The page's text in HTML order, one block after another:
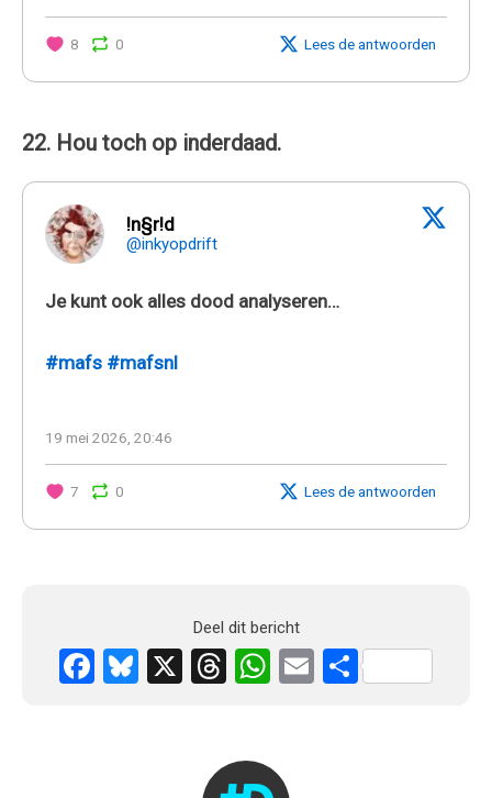
8 0 Lees de antwoorden
22. Hou toch op inderdaad.
!n§r!d
@inkyopdrift
Je kunt ook alles dood analyseren…
#mafs #mafsnl
19 mei 2026, 20:46
7 0 Lees de antwoorden
Deel dit bericht
Facebook
Bluesky
X Threads
WhatsApp
EmailDelen